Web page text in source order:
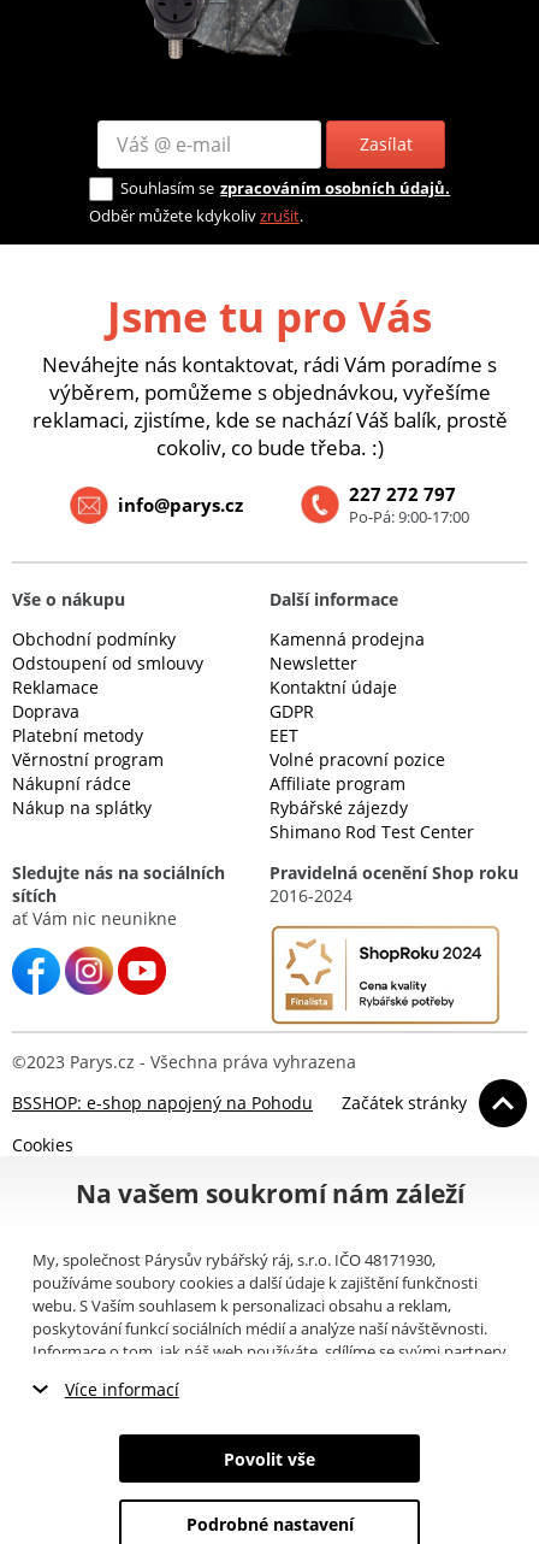
Zasílat
Souhlasím se zpracováním osobních údajů.
Odběr můžete kdykolivzrušit.
Jsme tu pro Vás
Neváhejte nás kontaktovat, rádi Vám poradíme s
výběrem, pomůžeme s objednávkou, vyřešíme
reklamaci, zjistíme, kde se nachází Váš balík, prostě
cokoliv, co bude třeba. :)
227 272 797
Po-Pá: 9:00-17:00
info@parys.cz
Vše o nákupu
Obchodní podmínky
Odstoupení od smlouvy
Reklamace
Doprava
Platební metody
Věrnostní program
Nákupní rádce
Nákup na splátky
Další informace
Kamenná prodejna
Newsletter
Kontaktní údaje
GDPR
EET
Volné pracovní pozice
Affiliate program
Rybářské zájezdy
Shimano Rod Test Center
Sledujte nás na sociálních
sítích
ať Vám nic neunikne
Pravidelná ocenění Shop roku
2016-2024
©2023 Parys.cz - Všechna práva vyhrazena
BSSHOP: e-shop napojený na Pohodu
Začátek stránky
Cookies
Na vašem soukromí nám záleží
My, společnost Párysův rybářský ráj, s.r.o. IČO 48171930,
používáme soubory cookies a další údaje k zajištění funkčnosti
webu. S Vaším souhlasem k personalizaci obsahu a reklam,
poskytování funkcí sociálních médií a analýze naší návštěvnosti.
Informace o tom, jak náš web používáte, sdílíme se svými partnery
můžete přečíst, jak tyto informace Google používá. Partneři tyto
poskytli nebo které získali v důsledku toho, že používáte jejich
služby. Tyto údaje zahrnují cookies, data z dalších úložišť, IP
adresu a další informace spojené s prohlížením webu. Svůj souhlas
Více informací
Nezbytné cookies
Marketingové cookies
Povolit vše
Podrobné nastavení